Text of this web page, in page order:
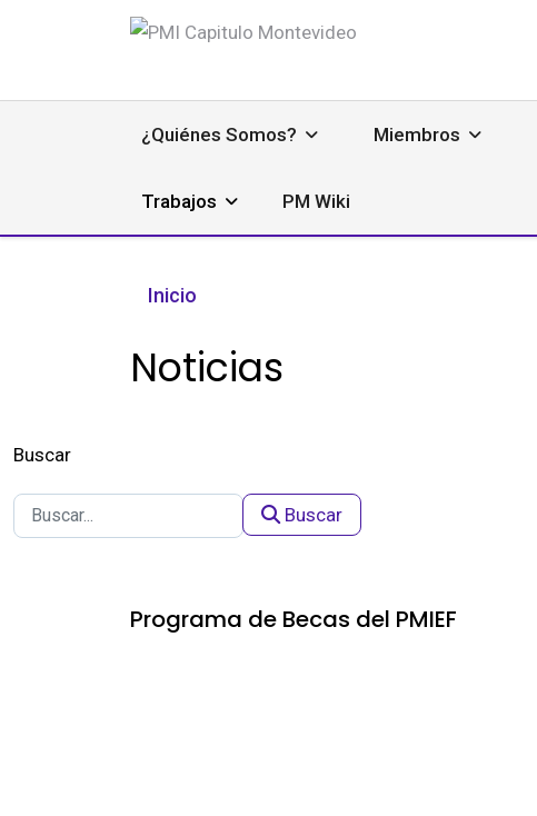
¿Quiénes Somos? Miembros
Trabajos PM Wiki
Inicio
Noticias
Buscar
Buscar
Programa de Becas del PMIEF